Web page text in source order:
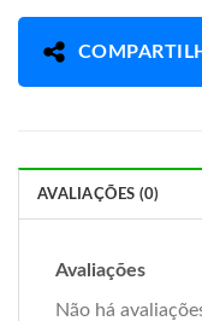
AVALIAÇÕES (0)
Avaliações
Não há